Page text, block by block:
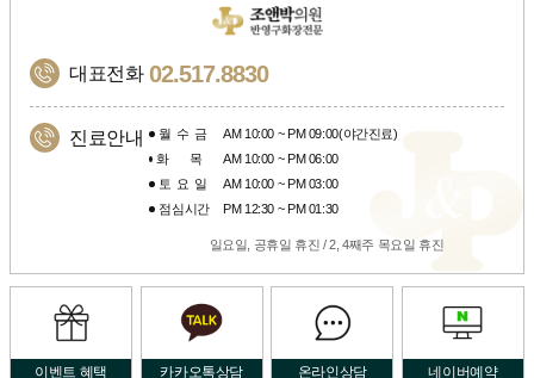
대표전화 02.517.8830
진료안내 월수금
AM 10:00 ~ PM 09:00(야간진료)
화목 AM 10:00 ~ PM 06:00
토요일
AM 10:00 ~ PM 03:00
점심시간
PM 12:30 ~ PM 01:30
일요일, 공휴일 휴진 / 2, 4째주 목요일 휴진
이벤트 혜택 카카오톡상담 온라인상담 네이버예약